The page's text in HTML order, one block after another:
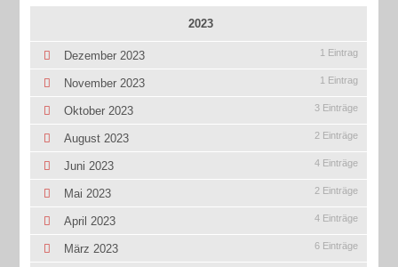
2023
Dezember 2023 1 Eintrag
November 2023 1 Eintrag
Oktober 2023 3 Einträge
August 2023 2 Einträge
Juni 2023 4 Einträge
Mai 2023 2 Einträge
April 2023 4 Einträge
März 2023 6 Einträge